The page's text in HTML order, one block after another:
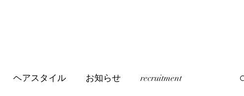
ヘアスタイル お知らせ recruitment